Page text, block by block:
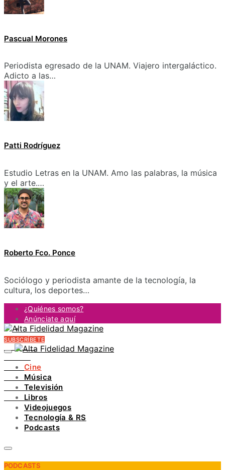
Pascual Morones
Periodista egresado de la UNAM. Viajero intergaláctico.
Adicto a las…
Patti Rodríguez
Estudio Letras en la UNAM. Amo las palabras, la música
y el arte.…
Roberto Fco. Ponce
Sociólogo y periodista amante de la tecnología, la
cultura, los deportes…
¿Quiénes somos?
Anúnciate aquí
Contacto
FACEBOOK
INSTAGRAM
PINTEREST
YOUTUBE
LINKEDIN
SUBSCRÍBETE
Cine
Música
Televisión
Libros
Videojuegos
Tecnología & RS
Podcasts
PODCASTS